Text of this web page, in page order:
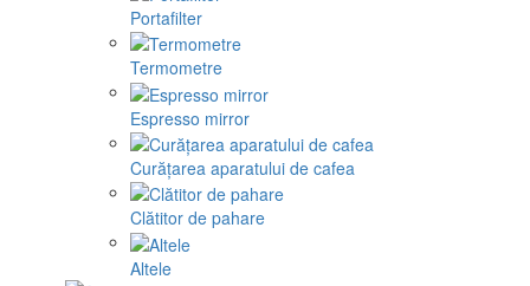
Portafilter
Termometre
Espresso mirror
Curățarea aparatului de cafea
Clătitor de pahare
Altele